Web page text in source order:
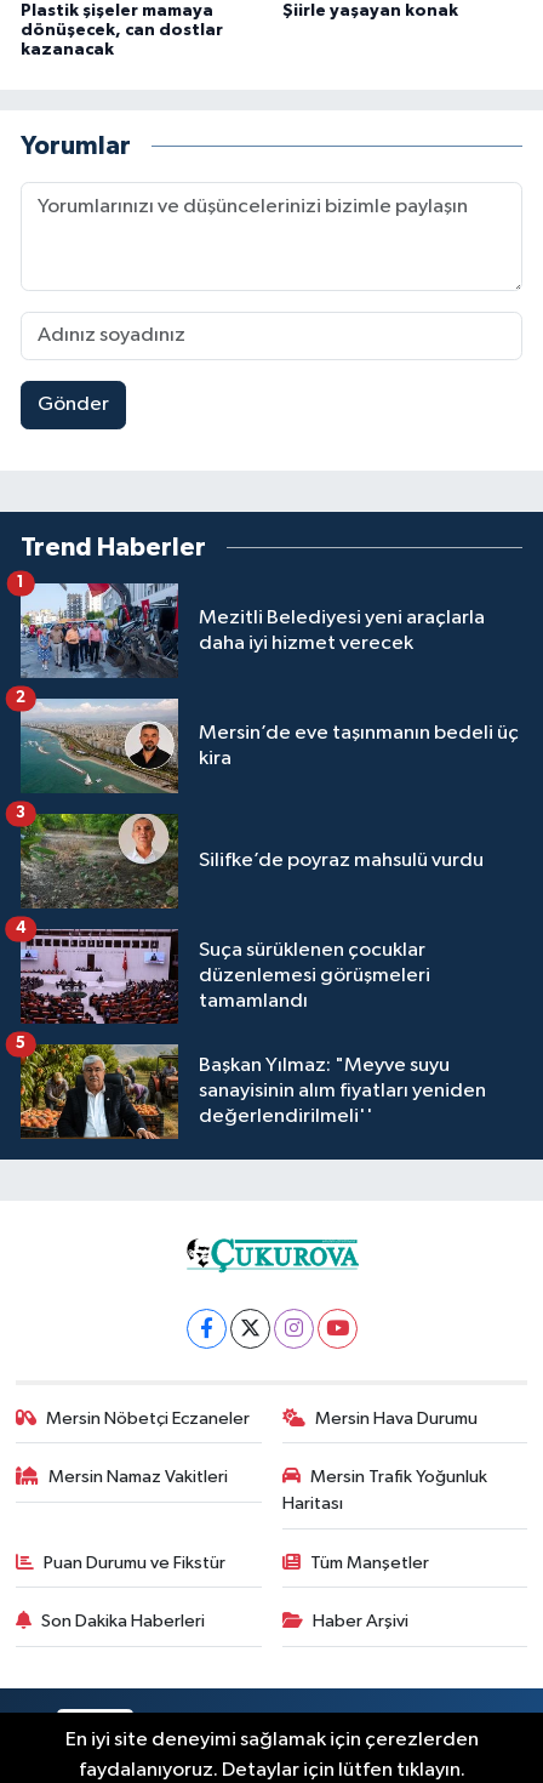
Plastik şişeler mamaya
dönüşecek, can dostlar
kazanacak
Şiirle yaşayan konak
Yorumlar
Gönder
Trend Haberler
Mezitli Belediyesi yeni araçlarla
daha iyi hizmet verecek
1
Mersin’de eve taşınmanın bedeli üç
kira
2
Silifke’de poyraz mahsulü vurdu
3
Suça sürüklenen çocuklar
düzenlemesi görüşmeleri
tamamlandı
4
Başkan Yılmaz: "Meyve suyu
sanayisinin alım fiyatları yeniden
değerlendirilmeli''
5
Mersin Nöbetçi Eczaneler Mersin Hava Durumu
Mersin Namaz Vakitleri
Mersin Trafik Yoğunluk
Haritası
Puan Durumu ve Fikstür Tüm Manşetler
Son Dakika Haberleri Haber Arşivi
En iyi site deneyimi sağlamak için çerezlerden
faydalanıyoruz. Detaylar için lütfen tıklayın.